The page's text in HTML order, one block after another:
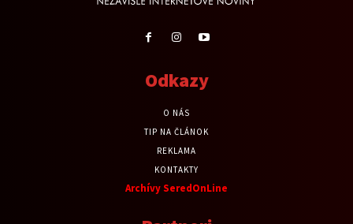
Odkazy
O NÁS
TIP NA ČLÁNOK
REKLAMA
KONTAKTY
Archívy SeredOnLine